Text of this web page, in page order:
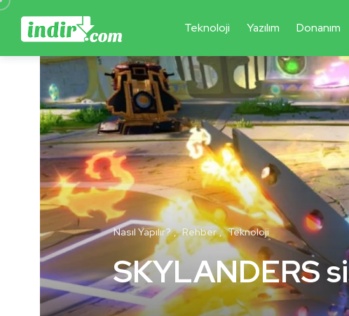
Teknoloji Yazılım Donanım
Nasıl Yapılır? Rehber Teknoloji
SKYLANDERS